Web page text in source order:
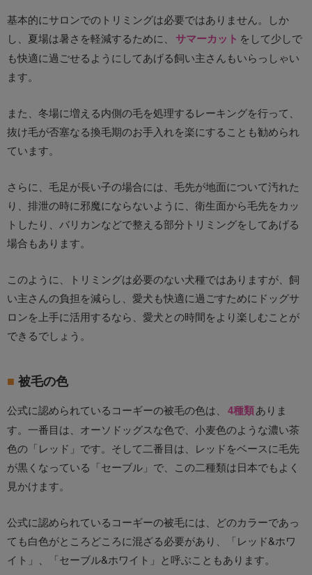
基本的にサロンでのトリミングは必要ではありません。しか
し、夏場は暑さを軽減するために、 サマーカット をして少しで
も快適に過ごせるようにしてあげる飼い主さんもいらっしゃい
ます。
また、冬場に増える内側の毛を処理するレーキングを行って、
抜け毛が否塞なる換毛期のお手入れを楽にすることも勧められ
ています。
さらに、毛足が長い子の場合には、毛先が地面について汚れた
り、排泄の時に邪魔にならないように、衛生面から毛先をカッ
トしたり、バリカンなどで整える部分トリミングをしてあげる
場合もあります。
このように、トリミングは必要のない犬種ではありますが、飼
い主さんの負担を減らし、愛犬も快適に過ごすためにドッグサ
ロンを上手に活用するなら、愛犬との時間をより楽しむことが
できるでしょう。
被毛の色
公式に認められているコーギーの被毛の色は、 4種類ありま
す。一番目は、オーソドッグスな色で、小麦色のような濃い茶
色の「レッド」です。そして二番目は、レッドをベースに毛先
が黒くなっている「セーブル」で、この二種類は日本でもよく
見かけます。
公式に認められているコーギーの被毛には、どのカラーであっ
ても白色がところどころに混ざる必要があり、「レッド&ホワ
イト」、「セーブル&ホワイト」と呼ぶこともあります。